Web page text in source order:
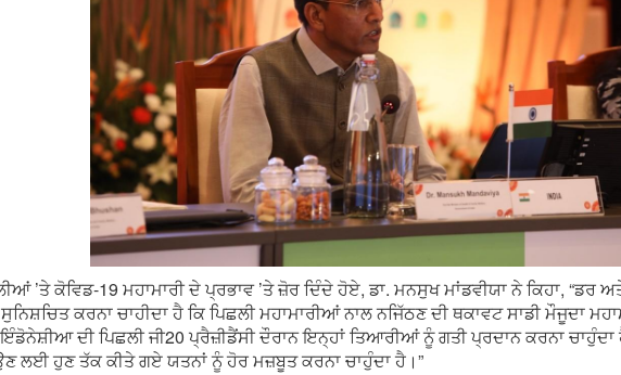
’ਤੇ ਕੋਵਿਡ-19 ਮਹਾਮਾਰੀ ਦੇ ਪ੍ਰਭਾਵ ’ਤੇ ਜ਼ੋਰ ਦਿੰਦੇ ਹੋਏ, ਡਾ. ਮਨਸੁਖ ਮਾਂਡਵੀਯਾ ਨੇ ਕਿਹਾ, “ਡਰ
ਕਰਨਾ ਚਾਹੀਦਾ ਹੈ ਕਿ ਪਿਛਲੀ ਮਹਾਮਾਰੀਆਂ ਨਾਲ ਨਜਿੱਠਣ ਦੀ ਥਕਾਵਟ ਸਾਡੀ ਮੌਜੂਦਾ
ਦੀ ਪਿਛਲੀ ਜੀ20 ਪ੍ਰੈਜ਼ੀਡੈਂਸੀ ਦੌਰਾਨ ਇਨ੍ਹਾਂ ਤਿਆਰੀਆਂ ਨੂੰ ਗਤੀ ਪ੍ਰਦਾਨ ਕਰਨਾ
ਲਈ ਹੁਣ ਤੱਕ ਕੀਤੇ ਗਏ ਯਤਨਾਂ ਨੂੰ ਹੋਰ ਮਜ਼ਬੂਤ ਕਰਨਾ ਚਾਹੁੰਦਾ ਹੈ।”